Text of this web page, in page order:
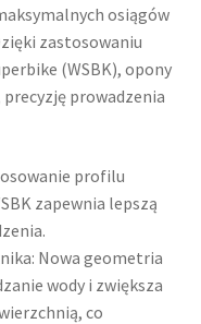
osiągów
zastosowaniu
(WSBK), opony
prowadzenia
profilu
zapewnia lepszą
Nowa geometria
wody i zwiększa
co